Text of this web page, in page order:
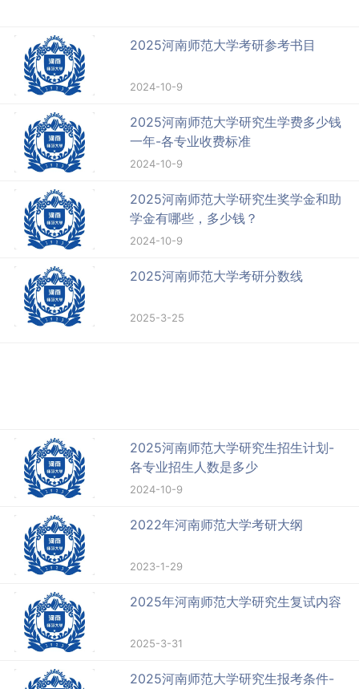
2025河南师范大学考研参考书目
2024-10-9
2025河南师范大学研究生学费多少钱
一年-各专业收费标准
2024-10-9
2025河南师范大学研究生奖学金和助
学金有哪些，多少钱？
2024-10-9
2025河南师范大学考研分数线
2025-3-25
2025河南师范大学研究生招生计划-
各专业招生人数是多少
2024-10-9
2022年河南师范大学考研大纲
2023-1-29
2025年河南师范大学研究生复试内容
2025-3-31
2025河南师范大学研究生报考条件-